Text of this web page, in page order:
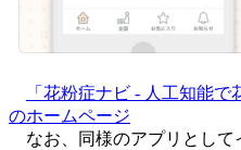
「花粉症ナビ - 人工知能
のホームページ
なお、同様のアプリとして